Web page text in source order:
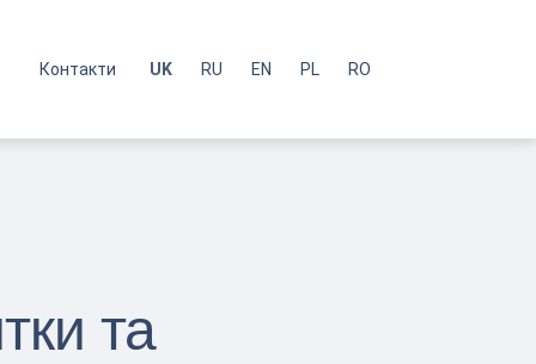
Контакти UK RU EN PL RO
та